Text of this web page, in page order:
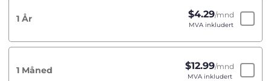
1 År $4.29/mnd
MVA inkludert
1 Måned $12.99/mnd
MVA inkludert